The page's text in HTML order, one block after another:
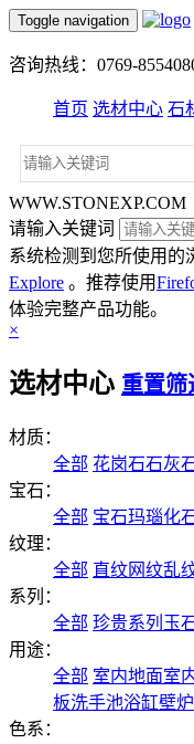
Toggle navigation
咨询热线：0769-
首页 选材中心 石
WWW.STONEXP.COM
请输入关键词
系统检测到您所使用的
Explore 。推荐使用
体验完整产品功能。
×
选材中心 重置筛
材质：
全部 花岗石石灰
宝石：
全部 宝石玛瑙化
纹理：
全部 直纹网纹乱
系列：
全部 珍贵系列 玉
用途：
全部 室内地面室
板洗手池浴缸壁炉
色系：